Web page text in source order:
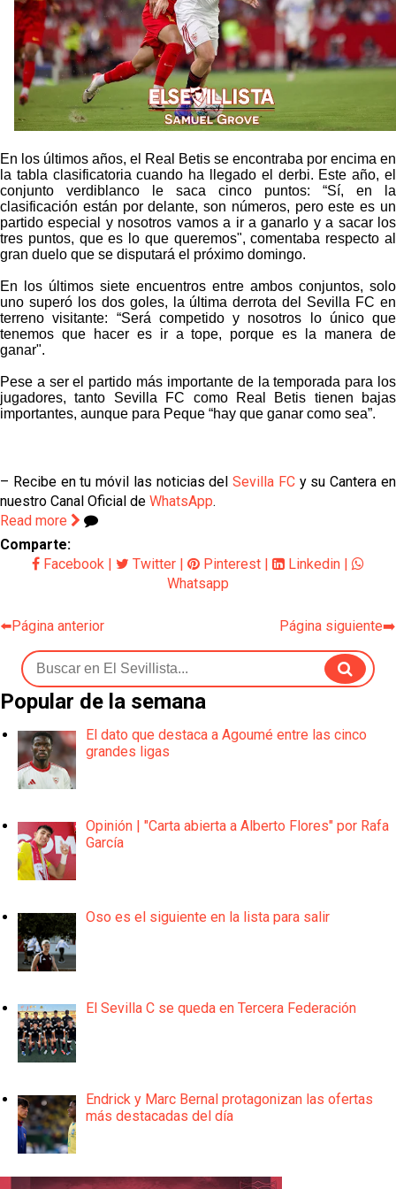
El dato que destaca a Agoumé entre las cinco
grandes ligas
Alberto Flores, muy cerca de convertirse en nuevo
jugador del Granada CF
El Granada negocia con el Sevilla FC por Alberto
El Sevilla continúa con despidos y rechaza una
oferta de 420 millones por el club
En los últimos años, el Real Betis se encontraba por encima en
la tabla clasificatoria cuando ha llegado el derbi. Este año, el
conjunto verdiblanco le saca cinco puntos: “Sí, en la
clasificación están por delante, son números, pero este es un
partido especial y nosotros vamos a ir a ganarlo y a sacar los
tres puntos, que es lo que queremos", comentaba respecto al
gran duelo que se disputará el próximo domingo.
En los últimos siete encuentros entre ambos conjuntos, solo
uno superó los dos goles, la última derrota del Sevilla FC en
terreno visitante: “Será competido y nosotros lo único que
tenemos que hacer es ir a tope, porque es la manera de
ganar".
Pese a ser el partido más importante de la temporada para los
jugadores, tanto Sevilla FC como Real Betis tienen bajas
importantes, aunque para Peque “hay que ganar como sea”.
– Recibe en tu móvil las noticias delSevilla FCy su Cantera en
nuestro Canal Oficial de WhatsApp.
Read more
Comparte:
Facebook | Twitter | Pinterest | Linkedin |
Whatsapp
⬅️Página anterior Página siguiente➡️
Popular de la semana
El dato que destaca a Agoumé entre las cinco
grandes ligas
Opinión | "Carta abierta a Alberto Flores" por Rafa
García
Oso es el siguiente en la lista para salir
El Sevilla C se queda en Tercera Federación
Endrick y Marc Bernal protagonizan las ofertas
más destacadas del día